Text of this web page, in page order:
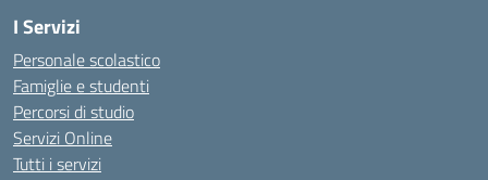
I Servizi
Personale scolastico
Famiglie e studenti
Percorsi di studio
Servizi Online
Tutti i servizi